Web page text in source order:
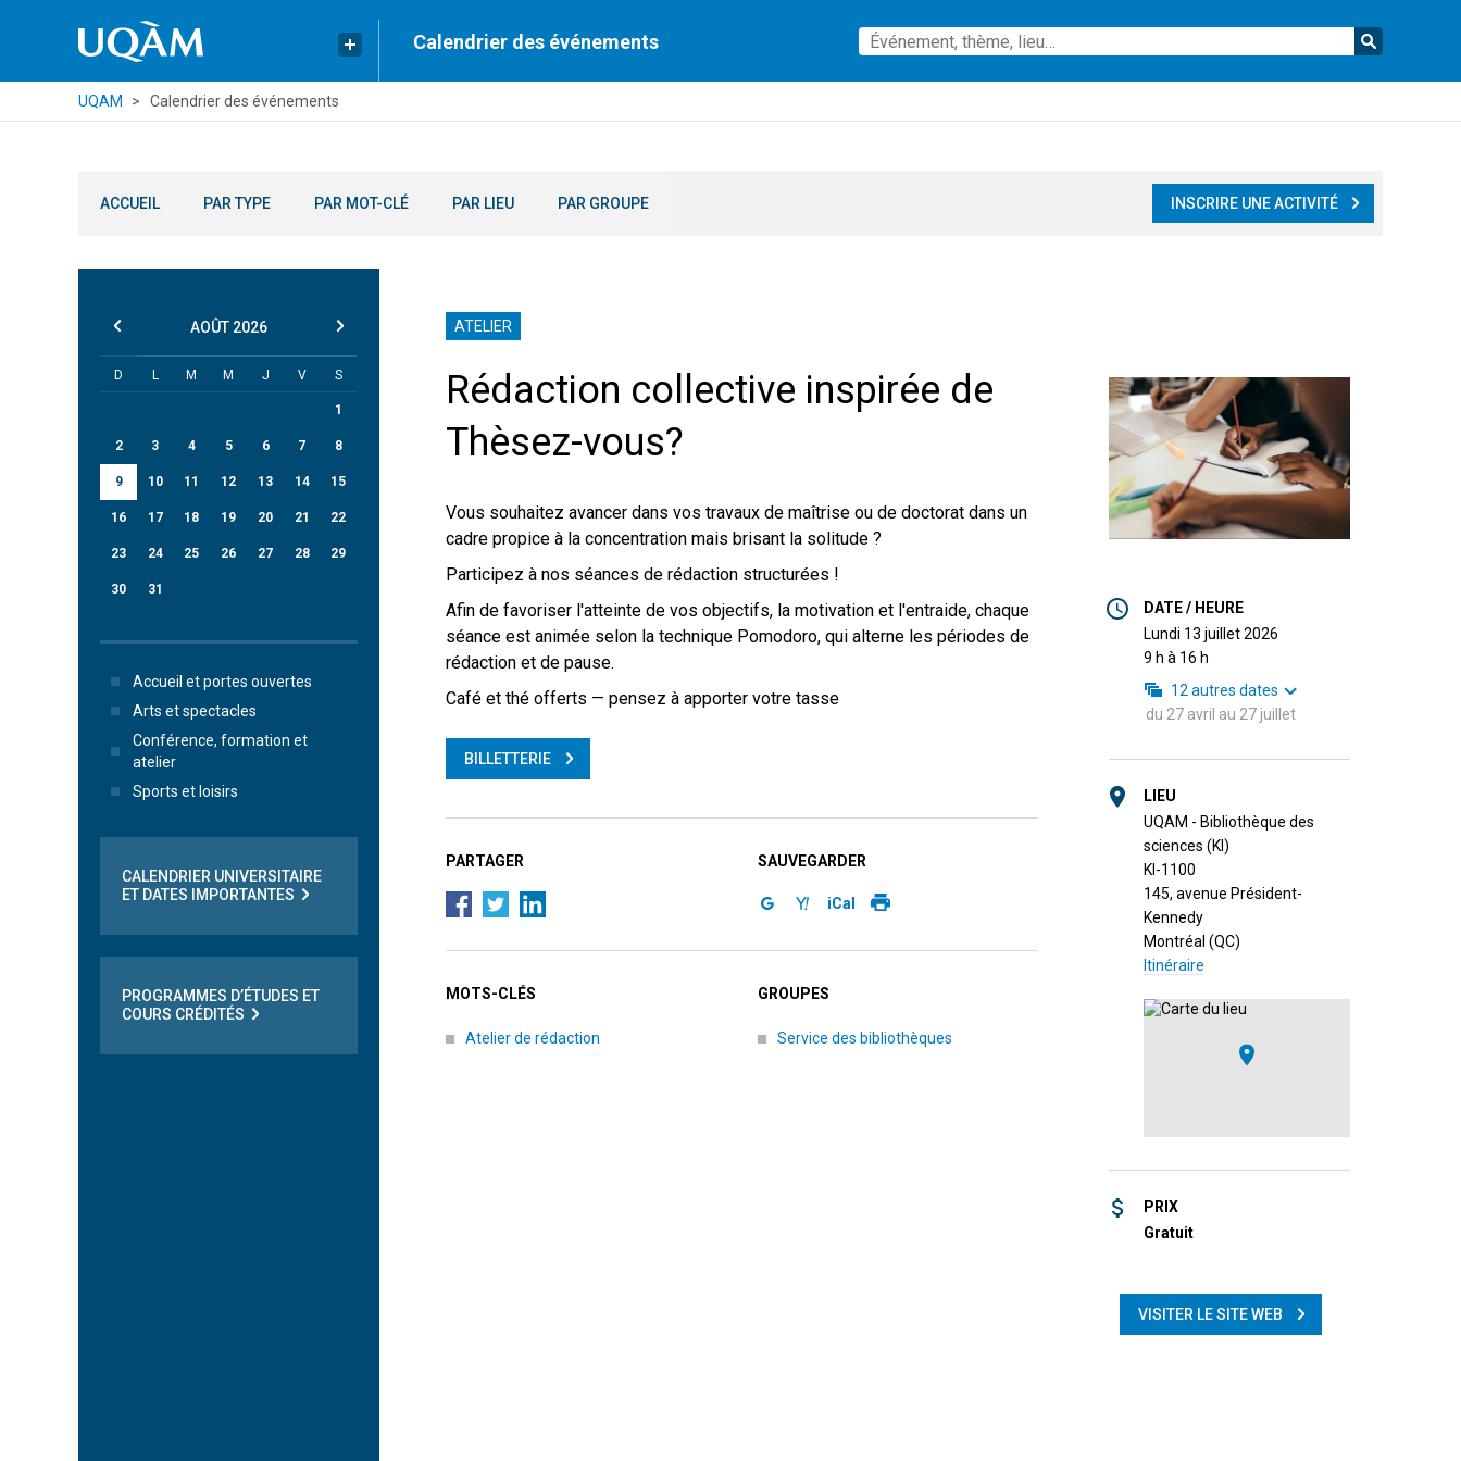
Calendrier des événements
UQAM Calendrier des événements
ACCUEIL PAR TYPE PAR MOT-CLÉ PAR LIEU PAR GROUPE INSCRIRE UNE ACTIVITÉ
ATELIER
Rédaction collective inspirée de
Thèsez-vous?
Vous souhaitez avancer dans vos travaux de maîtrise ou de doctorat dans un
cadre propice à la concentration mais brisant la solitude ?
Participez à nos séances de rédaction structurées !
Afin de favoriser l'atteinte de vos objectifs, la motivation et l'entraide, chaque
séance est animée selon la technique Pomodoro, qui alterne les périodes de
rédaction et de pause.
Café et thé offerts — pensez à apporter votre tasse
BILLETTERIE
DATE / HEURE
lundi 13 juillet 2026
9 h à 16 h
12 autres dates
du 27 avril au 27 juillet
LIEU
UQAM - Bibliothèque des
sciences (KI)
KI-1100
145, avenue Président-
Kennedy
Montréal (QC)
Itinéraire
PRIX
Gratuit
VISITER LE SITE WEB
PARTAGER SAUVEGARDER
iCal
MOTS-CLÉS
Atelier de rédaction
GROUPES
Service des bibliothèques
AOÛT 2026
D L M M J V S
1
2 3 4 5 6 7 8
9 10 11 12 13 14 15
16 17 18 19 20 21 22
23 24 25 26 27 28 29
30 31
Accueil et portes ouvertes
Arts et spectacles
Conférence, formation et
atelier
Sports et loisirs
CALENDRIER UNIVERSITAIRE
ET DATES IMPORTANTES
PROGRAMMES D’ÉTUDES ET
COURS CRÉDITÉS